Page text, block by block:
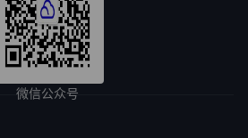
微信公众号